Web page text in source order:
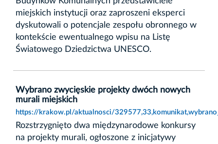
miejskich instytucji oraz zaproszeni eksperci
dyskutowali o potencjale zespołu obronnego w
kontekście ewentualnego wpisu na Listę
Światowego Dziedzictwa UNESCO.
Wybrano zwycięskie projekty dwóch nowych
murali miejskich
https://krakow.pl/aktualnosci/
Rozstrzygnięto dwa międzynarodowe konkursy
na projekty murali, ogłoszone z inicjatywy